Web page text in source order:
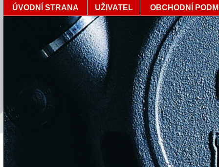
ÚVODNÍ STRANA UŽIVATEL OBCHODNÍ